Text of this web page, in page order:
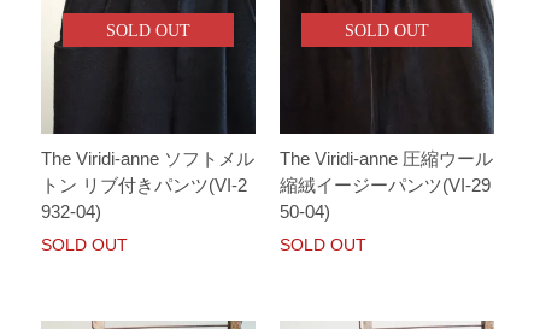
SOLD OUT
The Viridi-anne ソフトメル
トン リブ付きパンツ(VI-2
932-04)
SOLD OUT
SOLD OUT
The Viridi-anne 圧縮ウール
縮絨イージーパンツ(VI-29
50-04)
SOLD OUT